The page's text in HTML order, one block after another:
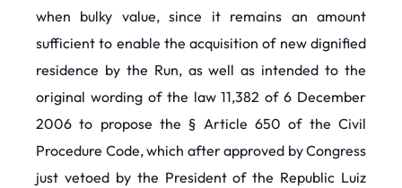
when bulky value, since it remains an amount
sufficient to enable the acquisition of new dignified
residence by the Run, as well as intended to the
original wording of the law 11,382 of 6 December
2006 to propose the § Article 650 of the Civil
Procedure Code, which after approved by Congress
just vetoed by the President of the Republic Luiz